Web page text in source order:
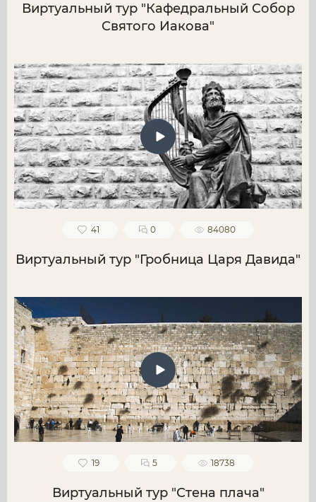
Виртуальный тур "Кафедральный Собор
Святого Иакова"
41 0 84080
Виртуальный тур "Гробница Царя Давида"
19 5 18738
Виртуальный тур "Стена плача"